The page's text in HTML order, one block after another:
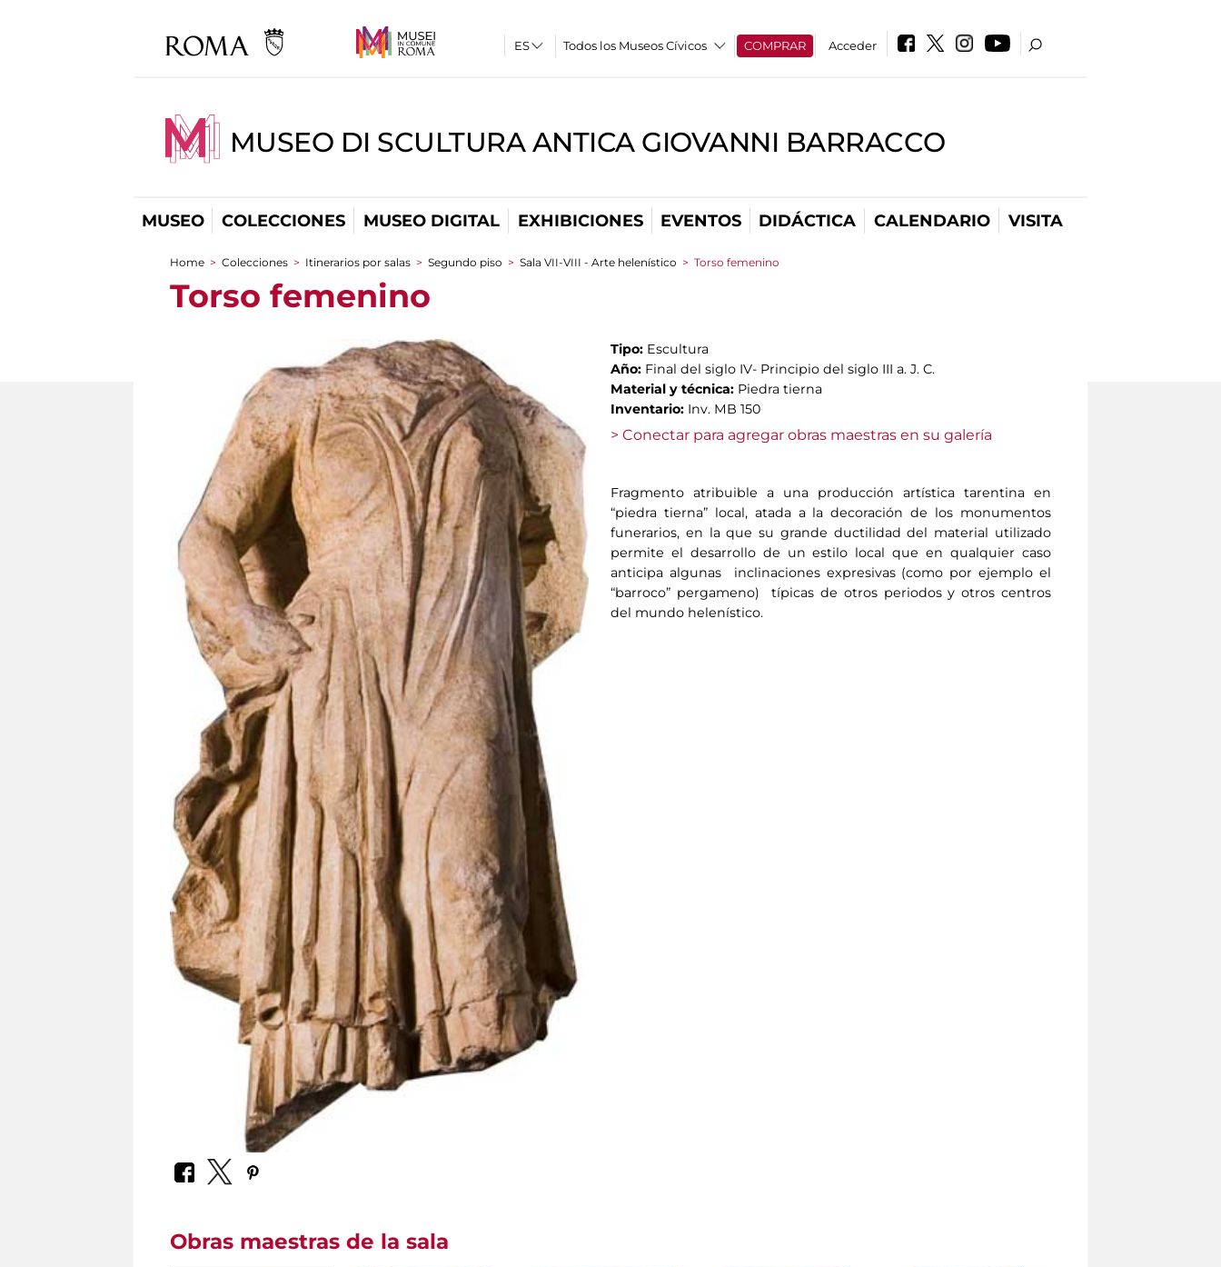
Todos los Museos Cívicos COMPRAR Acceder
MUSEO DI SCULTURA ANTICA GIOVANNI BARRACCO
MUSEO COLECCIONES MUSEO DIGITAL EXHIBICIONES EVENTOS DIDÁCTICA CALENDARIO VISITA
You are here
Home > Colecciones > Itinerarios por salas > Segundo piso > Sala VII-VIII - Arte helenístico > Torso femenino
Torso femenino
Tipo: Escultura
Año: Final del siglo IV- Principio del siglo III a. J. C.
Material y técnica: Piedra tierna
Inventario: Inv. MB 150
> Conectar para agregar obras maestras en su galería
Fragmento atribuible a una producción artística tarentina en
“piedra tierna” local, atada a la decoración de los monumentos
funerarios, en la que su grande ductilidad del material utilizado
permite el desarrollo de un estilo local que en qualquier caso
anticipa algunas inclinaciones expresivas (como por ejemplo el
“barroco” pergameno) típicas de otros periodos y otros centros
del mundo helenístico.
Obras maestras de la sala